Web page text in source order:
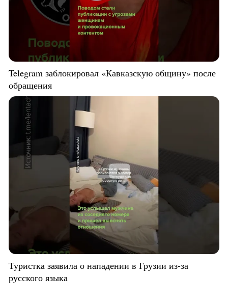
Telegram заблокировал «Кавказскую общину» после
обращения
Туристка заявила о нападении в Грузии из-за
русского языка